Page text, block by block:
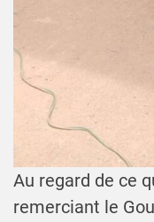
Au regard de ce
remerciant le